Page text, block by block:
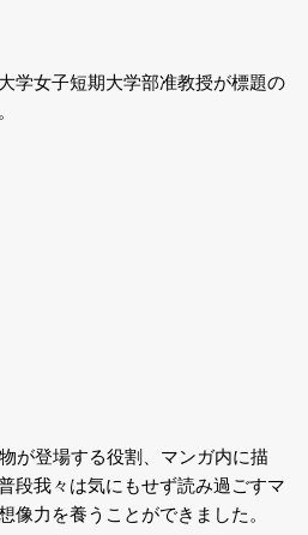
学女子短期大学部准教授が標題の
が登場する役割、マンガ内に描
段我々は気にもせず読み過ごすマ
力を養うことができました。